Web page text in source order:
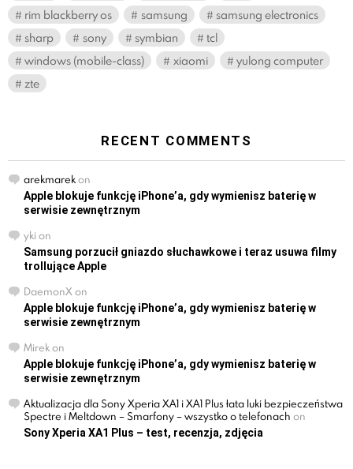
rim blackberry os
samsung
samsung electronics
sharp
sony symbian
tcl
windows (mobile-class)
xiaomi
yulong computer
zte
RECENT COMMENTS
arekmarekon
Apple blokuje funkcję iPhone’a, gdy wymienisz baterię w
serwisie zewnętrznym
yki on
Samsung porzucił gniazdo słuchawkowe i teraz usuwa filmy
trollujące Apple
DaemonXon
Apple blokuje funkcję iPhone’a, gdy wymienisz baterię w
serwisie zewnętrznym
Mirekon
Apple blokuje funkcję iPhone’a, gdy wymienisz baterię w
serwisie zewnętrznym
Aktualizacja dla Sony Xperia XA1 i XA1 Plus łata luki bezpieczeństwa
Spectre i Meltdown – Smarfony – wszystko o telefonach on
Sony Xperia XA1 Plus – test, recenzja, zdjęcia